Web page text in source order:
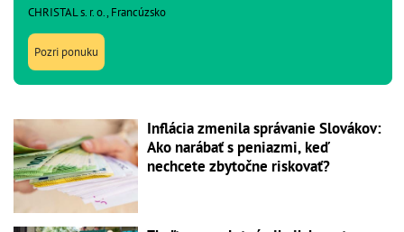
CHRISTAL s. r. o., Francúzsko
Pozri ponuku
Inflácia zmenila správanie Slovákov:
Ako narábať s peniazmi, keď
nechcete zbytočne riskovať?